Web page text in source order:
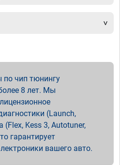
по чип тюнингу
8 лет. Мы
(Launch,
Kess 3, Autotuner,
гарантирует
вашего авто.